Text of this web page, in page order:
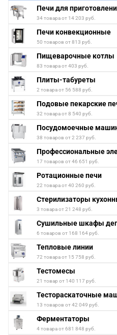
Печи для
34 товара от 14 203 руб.
Печи конвекционные
50 товаров от 813 руб.
Пищеварочные котлы
83 товара от 403 руб.
Плиты-табуреты
2 товара от 56 588 руб.
Подовые пекарские
32 товара от 8 540 руб.
Посудомоечные
38 товаров от 2 237 руб.
Профессиональные
17 товаров от 46 651 руб.
Ротационные печи
22 товара от 40 260 руб.
Стерилизаторы
3 товара от 21 248 руб.
Сушильные шкафы
6 товаров от 168 164 руб.
Тепловые линии
72 товара от 15 758 руб.
Тестомесы
21 товар от 140 117 руб.
Тестораскаточные
13 товаров от 42 049 руб.
Ферментаторы
4 товара от 681 848 руб.